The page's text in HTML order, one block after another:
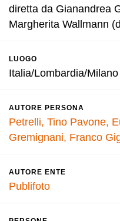
diretta da Gianandrea
Margherita Wallmann
LUOGO
Italia/Lombardia/Milano
AUTORE PERSONA
Petrelli, Tino Pavone,
Gremignani, Franco
AUTORE ENTE
Publifoto